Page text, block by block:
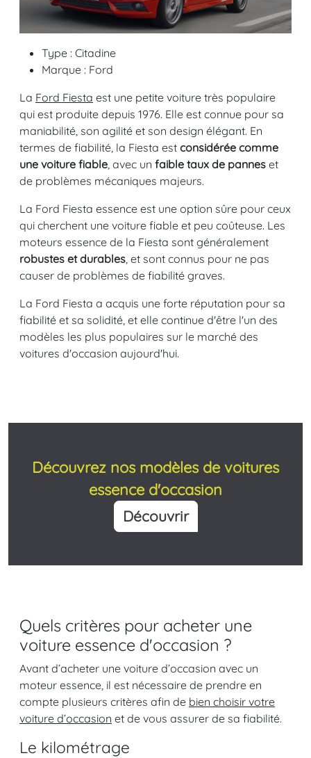
Type : Citadine
Marque : Ford
La Ford Fiesta est une petite voiture très populaire
qui est produite depuis 1976. Elle est connue pour sa
maniabilité, son agilité et son design élégant. En
termes de fiabilité, la Fiesta est considérée comme
une voiture fiable , avec un faible taux de pannes et
de problèmes mécaniques majeurs.
La Ford Fiesta essence est une option sûre pour ceux
qui cherchent une voiture fiable et peu coûteuse. Les
moteurs essence de la Fiesta sont généralement
robustes et durables , et sont connus pour ne pas
causer de problèmes de fiabilité graves.
La Ford Fiesta a acquis une forte réputation pour sa
fiabilité et sa solidité, et elle continue d'être l'un des
modèles les plus populaires sur le marché des
voitures d'occasion aujourd'hui.
Découvrez nos modèles de voitures
essence d'occasion
Découvrir
Quels critères pour acheter une
voiture essence d'occasion ?
Avant d’acheter une voiture d’occasion avec un
moteur essence, il est nécessaire de prendre en
compte plusieurs critères afin de bien choisir votre
voiture d’occasion et de vous assurer de sa fiabilité.
Le kilométrage